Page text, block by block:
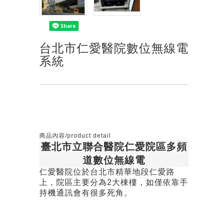
台北市仁愛醫院數位無線電
系統
商品內容/product detail
臺北市立聯合醫院仁愛院區多頻
道數位無線電
仁愛醫院位於台北市精華地段仁愛路
上，院區主要分為2大棟樓，如僅依靠手
持機通訊會有很多死角。